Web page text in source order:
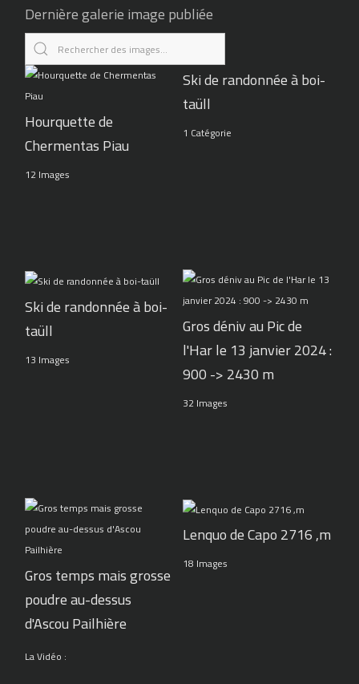
Dernière galerie image publiée
Hourquette de
Chermentas Piau
12 Images
Ski de randonnée à boi-
taüll
1 Catégorie
Ski de randonnée à boi-
taüll
13 Images
Gros déniv au Pic de
l'Har le 13 janvier 2024 :
900 -> 2430 m
32 Images
Gros temps mais grosse
poudre au-dessus
d'Ascou Pailhière
La Vidéo :
Lenquo de Capo 2716 ,m
18 Images